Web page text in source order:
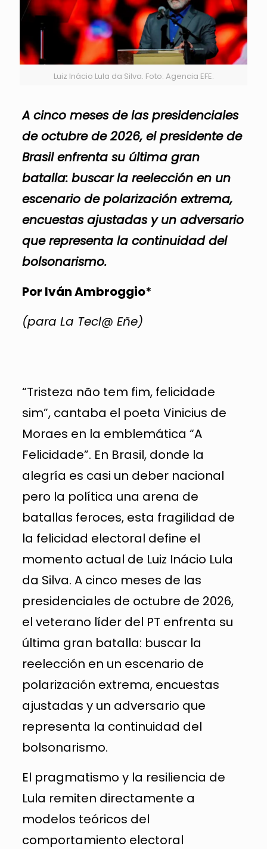
Luiz Inácio Lula da Silva. Foto: Agencia EFE.
A cinco meses de las presidenciales
de octubre de 2026, el presidente de
Brasil enfrenta su última gran
batalla: buscar la reelección en un
escenario de polarización extrema,
encuestas ajustadas y un adversario
que representa la continuidad del
bolsonarismo.
Por Iván Ambroggio*
(para La Tecl@ Eñe)
“Tristeza não tem fim, felicidade
sim”, cantaba el poeta Vinicius de
Moraes en la emblemática “A
Felicidade”. En Brasil, donde la
alegría es casi un deber nacional
pero la política una arena de
batallas feroces, esta fragilidad de
la felicidad electoral define el
momento actual de Luiz Inácio Lula
da Silva. A cinco meses de las
presidenciales de octubre de 2026,
el veterano líder del PT enfrenta su
última gran batalla: buscar la
reelección en un escenario de
polarización extrema, encuestas
ajustadas y un adversario que
representa la continuidad del
bolsonarismo.
El pragmatismo y la resiliencia de
Lula remiten directamente a
modelos teóricos del
comportamiento electoral